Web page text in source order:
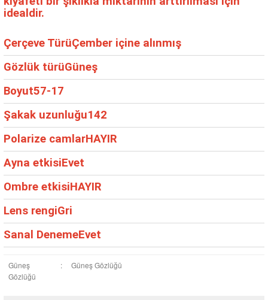
idealdir.
Çerçeve TürüÇember içine alınmış
Gözlük türüGüneş
Boyut57-17
Şakak uzunluğu142
Polarize camlarHAYIR
Ayna etkisiEvet
Ombre etkisiHAYIR
Lens rengiGri
Sanal DenemeEvet
Güneş
Gözlüğü
: Güneş Gözlüğü